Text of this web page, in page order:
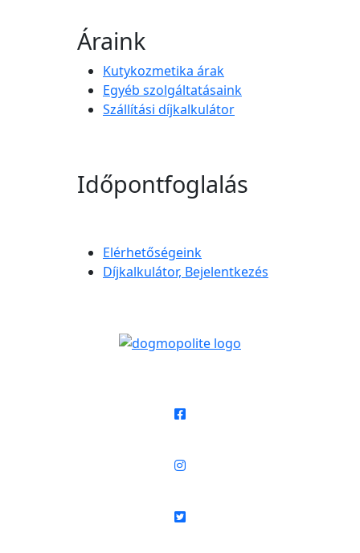
Áraink
Kutykozmetika árak
Egyéb szolgáltatásaink
Szállítási díjkalkulátor
Időpontfoglalás
Elérhetőségeink
Díjkalkulátor, Bejelentkezés